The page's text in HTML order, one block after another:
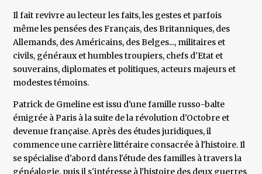
Il fait revivre au lecteur les faits, les gestes et parfois
même les pensées des Français, des Britanniques, des
Allemands, des Américains, des Belges..., militaires et
civils, généraux et humbles troupiers, chefs d'Etat et
souverains, diplomates et politiques, acteurs majeurs et
modestes témoins.
Patrick de Gmeline est issu d'une famille russo-balte
émigrée à Paris à la suite de la révolution d'Octobre et
devenue française. Après des études juridiques, il
commence une carrière littéraire consacrée à l'histoire. Il
se spécialise d'abord dans l'étude des familles à travers la
généalogie, puis il s'intéresse à l'histoire des deux guerres